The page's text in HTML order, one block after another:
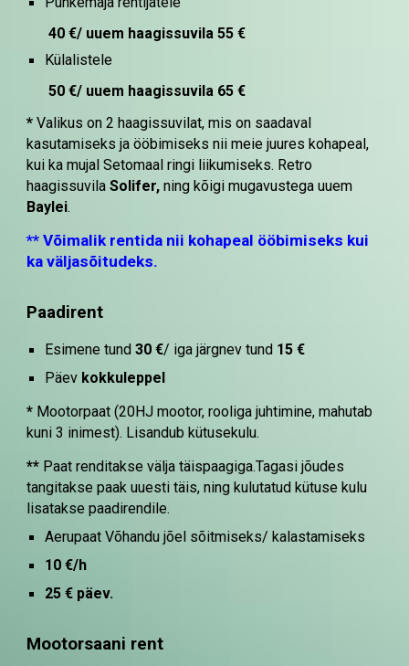
40 €/ uuem haagissuvila 55 €
Külalistele
50 €/ uuem haagissuvila 65 €
*Valikus on 2 haagissuvilat, mis on saadaval
kasutamiseks ja ööbimiseks nii meie juures kohapeal,
kui ka mujal Setomaal ringi liikumiseks. Retro
haagissuvilaSolifer,ning kõigi mugavustega uuem
Baylei.
** Võimalik rentida nii kohapeal ööbimiseks kui
ka väljasõitudeks.
Paadirent
Esimene tund 30 €/ iga järgnev tund 15 €
Päev kokkuleppel
* Mootorpaat (20HJ mootor, rooliga juhtimine, mahutab
kuni 3 inimest). Lisandub kütusekulu.
** Paat renditakse välja täispaagiga.Tagasi jõudes
tangitakse paak uuesti täis, ning kulutatud kütuse kulu
lisatakse paadirendile.
Aerupaat Võhandu jõel sõitmiseks/ kalastamiseks
10 €/h
25 € päev.
Mootorsaani rent